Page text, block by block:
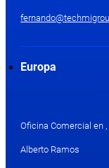
Europa
Oficina Comercial en ,
Alberto Ramos